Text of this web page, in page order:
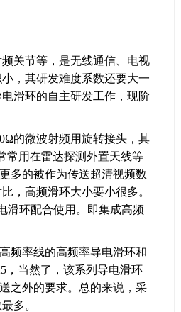
关节等，是无线通信、电视
，其研发难度系数还要大一
滑环的自主研发工作，现阶
的微波射频用旋转接头，其
常用在雷达探测外置天线等
多的被作为传送超清视频数
，高频滑环大小要小很多。
滑环配合使用。即集成高频
频率线的高频率导电滑环和
，当然了，该系列导电滑环
之外的要求。总的来说，采
多。